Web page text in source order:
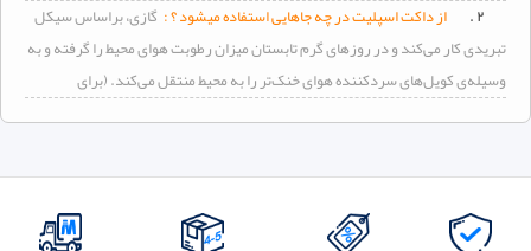
۲ .
از داکت اسپلیت در چه جاهایی استفاده میشود ؟ : گازی‌، براساسسیکل
تبریدی کار می‌کند و در روزهای گرم تابستان میزان رطوبت هوای محیط را گرفته و به
وسیله‌ی کویل‌های سردکننده هوای خنک‌تر را به محیط منتقل می‌کند. (برای